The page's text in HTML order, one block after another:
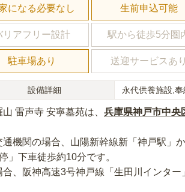
になる必要なし 生前申込可能
リアフリー設計 駅から徒歩5分圏
駐車場あり 送迎サービスあり
設備詳細 永代供養施設,
山 雷声寺 安寧墓苑は、 兵庫県神戸市中央
通機関の場合 、山陽新幹線新「神戸駅」
」下車徒歩約10分です。
合 、阪神高速3号神戸線「生田川インタ